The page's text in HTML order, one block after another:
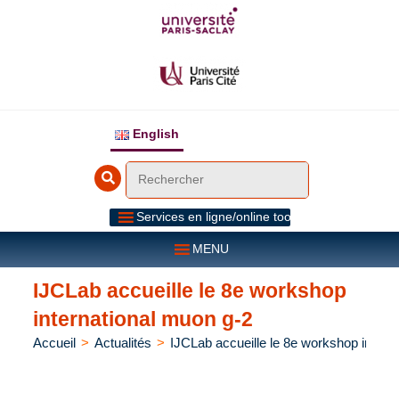
English
Services en ligne/online tools
MENU
IJCLab accueille le 8e workshop
international muon g-2
Accueil > Actualités > IJCLab accueille le 8e workshop